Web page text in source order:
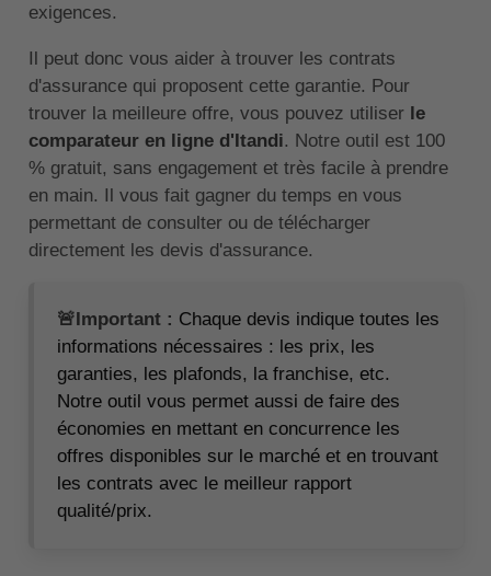
exigences.
Il peut donc vous aider à trouver les contrats
d'assurance qui proposent cette garantie. Pour
trouver la meilleure offre, vous pouvez utiliser le
comparateur en ligne d'Itandi. Notre outil est 100
% gratuit, sans engagement et très facile à prendre
en main. Il vous fait gagner du temps en vous
permettant de consulter ou de télécharger
directement les devis d'assurance.
🚨Important : Chaque devis indique toutes les
informations nécessaires : les prix, les
garanties, les plafonds, la franchise, etc.
Notre outil vous permet aussi de faire des
économies en mettant en concurrence les
offres disponibles sur le marché et en trouvant
les contrats avec le meilleur rapport
qualité/prix.